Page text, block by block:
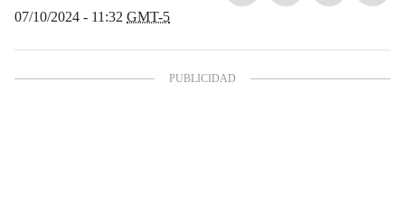
07/10/2024 - 11:32 GMT-5